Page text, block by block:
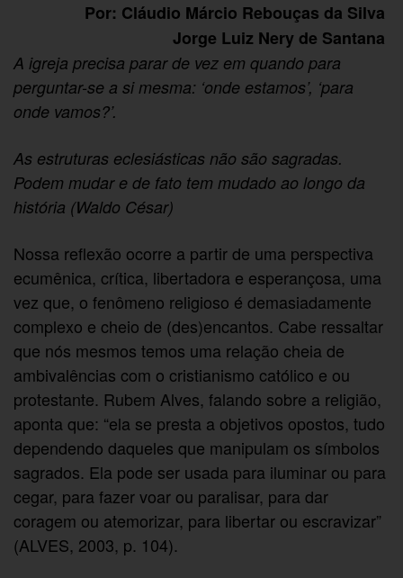
Por: Cláudio Márcio Rebouças da Silva
Jorge Luiz Nery de Santana
A igreja precisa parar de vez em quando para
perguntar-se a si mesma: ‘onde estamos’, ‘para
onde vamos?’.
As estruturas eclesiásticas não são sagradas.
Podem mudar e de fato tem mudado ao longo da
história (Waldo César)
Nossa reflexão ocorre a partir de uma perspectiva
ecumênica, crítica, libertadora e esperançosa, uma
vez que, o fenômeno religioso é demasiadamente
complexo e cheio de (des)encantos. Cabe ressaltar
que nós mesmos temos uma relação cheia de
ambivalências com o cristianismo católico e ou
protestante. Rubem Alves, falando sobre a religião,
aponta que: “ela se presta a objetivos opostos, tudo
dependendo daqueles que manipulam os símbolos
sagrados. Ela pode ser usada para iluminar ou para
cegar, para fazer voar ou paralisar, para dar
coragem ou atemorizar, para libertar ou escravizar”
(ALVES, 2003, p. 104).